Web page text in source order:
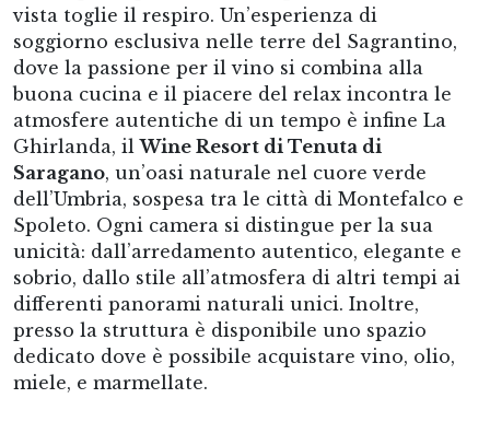
vista toglie il respiro. Un’esperienza di
soggiorno esclusiva nelle terre del Sagrantino,
dove la passione per il vino si combina alla
buona cucina e il piacere del relax incontra le
atmosfere autentiche di un tempo è infine La
Ghirlanda, ilWine Resort di Tenuta di
Saragano, un’oasi naturale nel cuore verde
dell’Umbria, sospesa tra le città di Montefalco e
Spoleto. Ogni camera si distingue per la sua
unicità: dall’arredamento autentico, elegante e
sobrio, dallo stile all’atmosfera di altri tempi ai
differenti panorami naturali unici. Inoltre,
presso la struttura è disponibile uno spazio
dedicato dove è possibile acquistare vino, olio,
miele, e marmellate.